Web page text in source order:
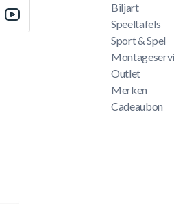
Biljart
Speeltafels
Sport & Spel
Outlet
Merken
Cadeaubon